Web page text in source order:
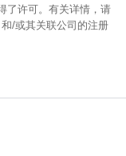
了许可。有关详情，请
/或其关联公司的注册